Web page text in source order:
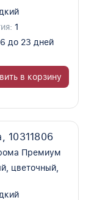
1
до 23 дней
в корзину
10311806
Премиум
цветочный,